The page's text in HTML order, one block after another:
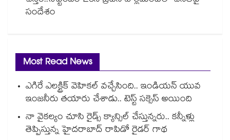
సందేశం
Most Read News
ఎగిరే ఎలక్ట్రిక్ వెహికల్ వచ్చేసింది.. ఇండియన్ యువ
ఇంజనీరు తయారు చేశాడు.. టెస్ట్ సక్సెస్ అయింది
నా వైకల్యం చూసి రైడ్స్ క్యాన్సిల్ చేస్తున్నరు.. కన్నీళ్లు
తెప్పిస్తున్న హైదరాబాద్ రాపిడో రైడర్ గాథ